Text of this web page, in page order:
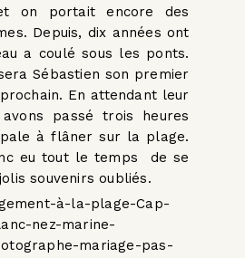
on portait encore des
Depuis, dix années ont
a coulé sous les ponts.
Sébastien son premier
En attendant leur
passé trois heures
à flâner sur la plage.
eu tout le temps de se
souvenirs oubliés.